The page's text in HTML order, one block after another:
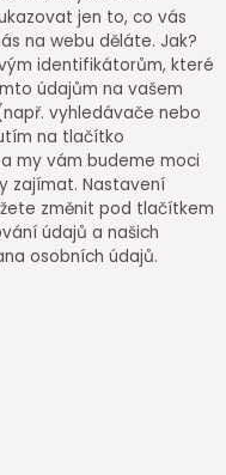
jen to, co vás
na webu děláte. Jak?
identifikátorům, které
údajům na vašem
vyhledávače nebo
na tlačítko
my vám budeme moci
zajímat. Nastavení
změnit pod tlačítkem
údajů a našich
osobních údajů.